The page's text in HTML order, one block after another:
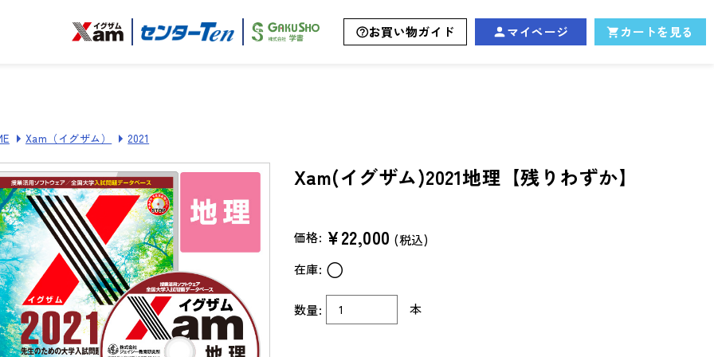
お買い物ガイド マイページ カートを見る
Xam（イグザム） 2021
Xam(イグザム)2021地理【残りわずか】
価格: ¥22,000 (税込)
数量: 本
在庫: ○